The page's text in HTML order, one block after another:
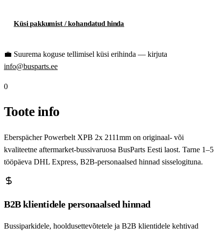
Küsi pakkumist / kohandatud hinda
💼 Suurema koguse tellimisel küsi erihinda — kirjuta
info@busparts.ee
0
Toote info
Eberspächer Powerbelt XPB 2x 2111mm on originaal- või
kvaliteetne aftermarket-bussivaruosa BusParts Eesti laost. Tarne 1–5
tööpäeva DHL Express, B2B-personaalsed hinnad sisselogituna.
B2B klientidele personaalsed hinnad
Bussiparkidele, hooldusettevõtetele ja B2B klientidele kehtivad